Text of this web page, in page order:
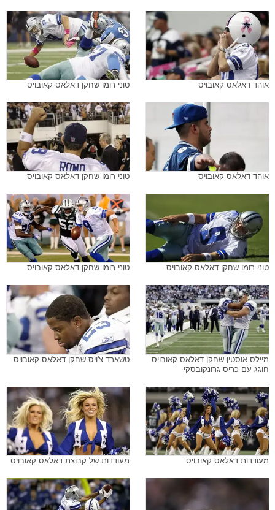
אוהד דאלאס קאובויס טוני רומו שחקן דאלאס קאובויס
אוהד דאלאס קאובויס טוני רומו שחקן דאלאס קאובויס
טוני רומו שחקן דאלאס קאובויס טוני רומו שחקן דאלאס קאובויס
מיילס אוסטין שחקן דאלאס קאובויס
חוגג עם כריס גרונקובסקי
טשארד צ'ויס שחקן דאלאס קאובויס
מעודדות דאלאס קאובויס מעודדות של קבוצת דאלאס קאובויס